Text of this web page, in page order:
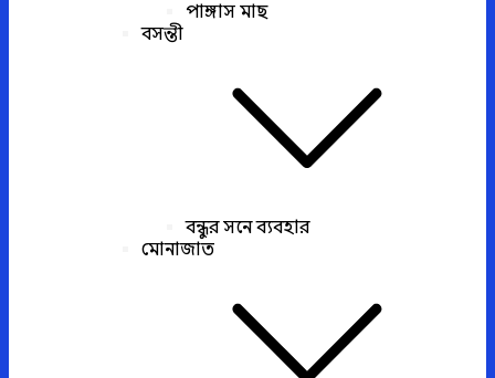
পাঙ্গাস মাছ
বসন্তী
বন্ধুর সনে ব্যবহার
মোনাজাত